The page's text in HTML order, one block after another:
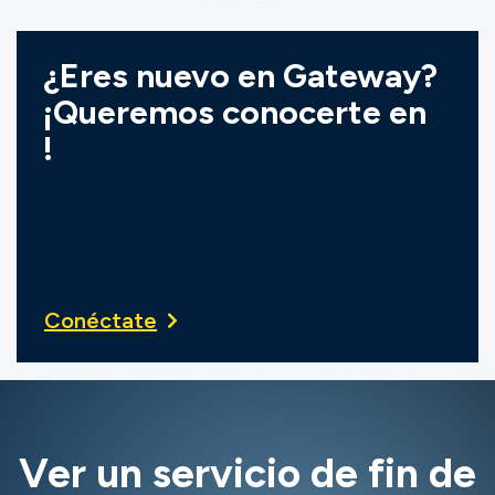
¿Eres nuevo en Gateway?
¡Queremos conocerte en
!
Conéctate
Ver un servicio de fin de